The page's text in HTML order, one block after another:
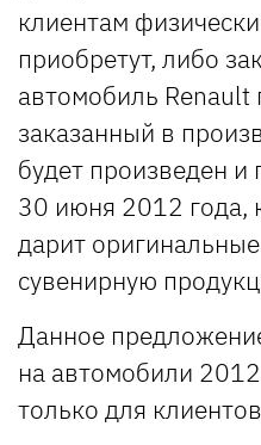
клиентам
приобретут, либо
автомобиль Renault
заказанный в
будет произведен и
30 июня 2012 года,
дарит
сувенирную
Данное
на автомобили
только для